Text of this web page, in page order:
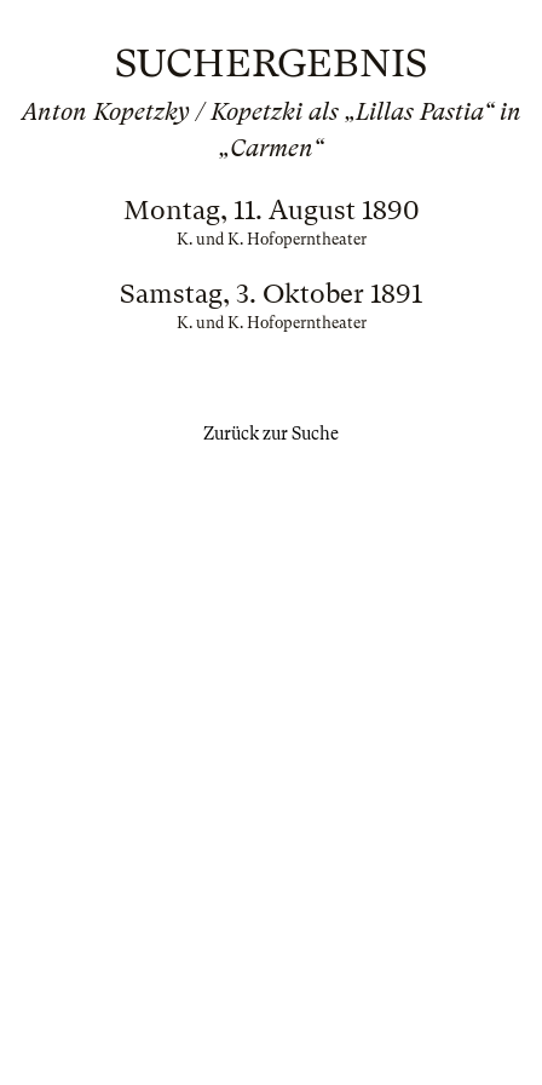
SUCHERGEBNIS
Anton Kopetzky / Kopetzki als „Lillas Pastia“ in
„Carmen“
Montag, 11. August 1890
K. und K. Hofoperntheater
Samstag, 3. Oktober 1891
K. und K. Hofoperntheater
Zurück zur Suche